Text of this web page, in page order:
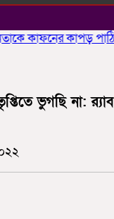
কাপড় পাঠিয়ে
ভুগছি না: র‍্যাব